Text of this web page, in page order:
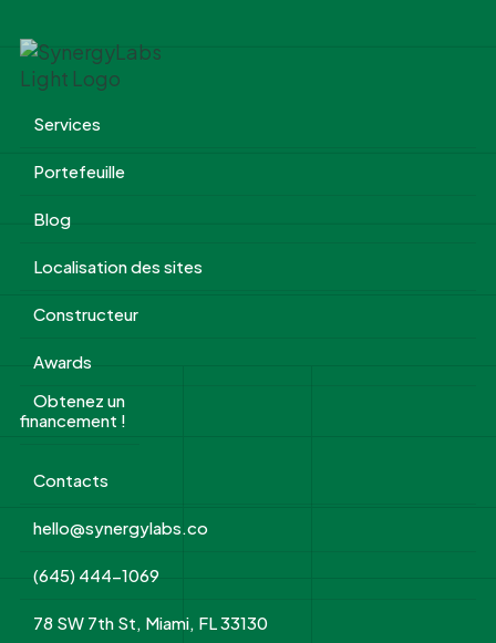
Services
Portefeuille
Blog
Localisation des sites
Constructeur
Awards
Obtenez un
financement !
Contacts
hello@synergylabs.co
(645) 444-1069
78 SW 7th St, Miami, FL 33130